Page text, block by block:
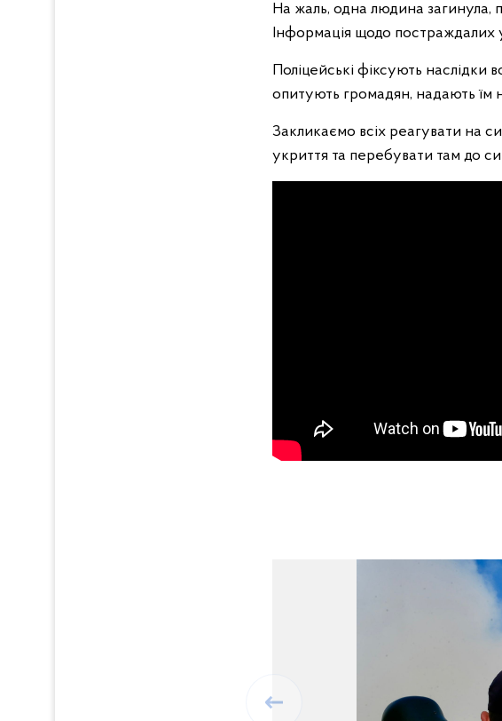
На жаль, одна людина загинула,
Інформація щодо постраждалих
Поліцейські фіксують наслідки
опитують громадян, надають їм
Закликаємо всіх реагувати на
укриття та перебувати там до